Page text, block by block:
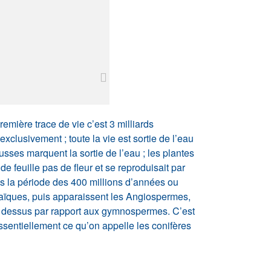
trace de vie c’est 3 milliards
; toute la vie est sortie de l’eau
marquent la sortie de l’eau ; les plantes
feuille pas de fleur et se reproduisait par
période des 400 millions d’années ou
puis apparaissent les Angiospermes,
par rapport aux gymnospermes. C’est
ce qu’on appelle les conifères